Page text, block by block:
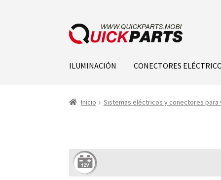
ILUMINACIÓN CONECTORES
Inicio Sistemas eléctricos y conectores para